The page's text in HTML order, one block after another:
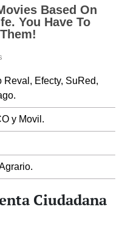
Efecty, SuRed,
y Movil.
Ciudadana